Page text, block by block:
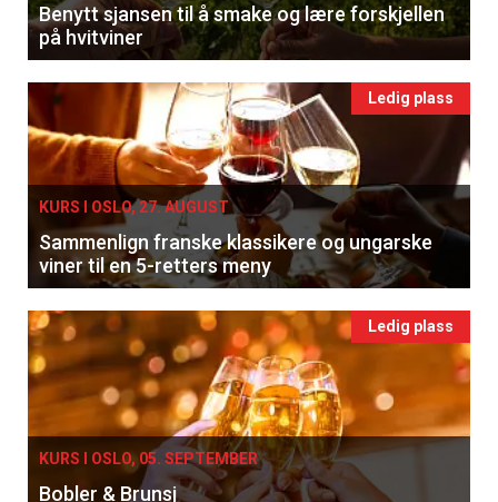
Benytt sjansen til å smake og lære forskjellen
på hvitviner
Ledig plass
KURS I OSLO, 27. AUGUST
Sammenlign franske klassikere og ungarske
viner til en 5-retters meny
Ledig plass
KURS I OSLO, 05. SEPTEMBER
Bobler & Brunsj